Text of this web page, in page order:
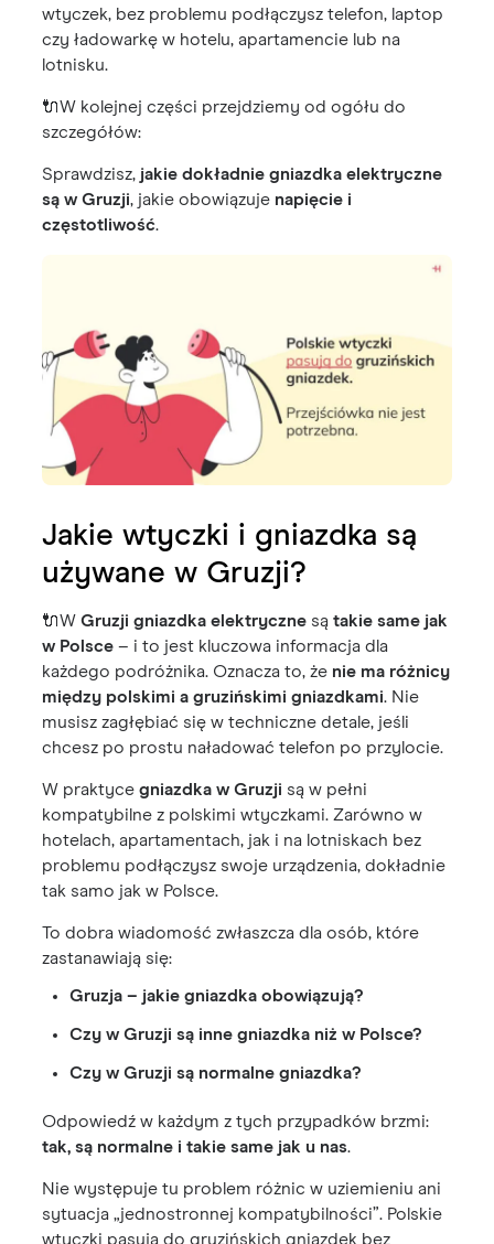
wtyczek, bez problemu podłączysz telefon, laptop
czy ładowarkę w hotelu, apartamencie lub na
lotnisku.
🔌W kolejnej części przejdziemy od ogółu do
szczegółów:
Sprawdzisz, jakie dokładnie gniazdka elektryczne
są w Gruzji, jakie obowiązuje napięcie i
częstotliwość.
Jakie wtyczki i gniazdka są
używane w Gruzji?
🔌WGruzji gniazdka elektryczne sątakie same jak
w Polsce – i to jest kluczowa informacja dla
każdego podróżnika. Oznacza to, że nie ma różnicy
między polskimi a gruzińskimi gniazdkami. Nie
musisz zagłębiać się w techniczne detale, jeśli
chcesz po prostu naładować telefon po przylocie.
W praktycegniazdka w Gruzji są w pełni
kompatybilne z polskimi wtyczkami. Zarówno w
hotelach, apartamentach, jak i na lotniskach bez
problemu podłączysz swoje urządzenia, dokładnie
tak samo jak w Polsce.
To dobra wiadomość zwłaszcza dla osób, które
zastanawiają się:
Gruzja – jakie gniazdka obowiązują?
Czy w Gruzji są inne gniazdka niż w Polsce?
Czy w Gruzji są normalne gniazdka?
Odpowiedź w każdym z tych przypadków brzmi:
tak, są normalne i takie same jak u nas.
Nie występuje tu problem różnic w uziemieniu ani
sytuacja „jednostronnej kompatybilności”. Polskie
wtyczki pasują do gruzińskich gniazdek bez